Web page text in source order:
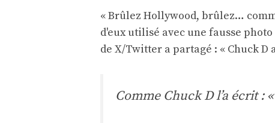
« Brûlez Hollywood, brûlez…
d'eux utilisé avec une fausse
de X/Twitter a partagé : « Chuck
Comme Chuck D l’a écrit